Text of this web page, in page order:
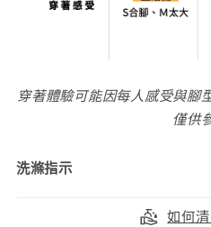
穿著體驗可能因每人感受與腳
僅供
洗滌指示
如何